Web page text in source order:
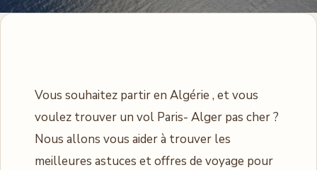
Vous souhaitez partir en Algérie , et vous
voulez trouver un vol Paris- Alger pas cher ?
Nous allons vous aider à trouver les
meilleures astuces et offres de voyage pour